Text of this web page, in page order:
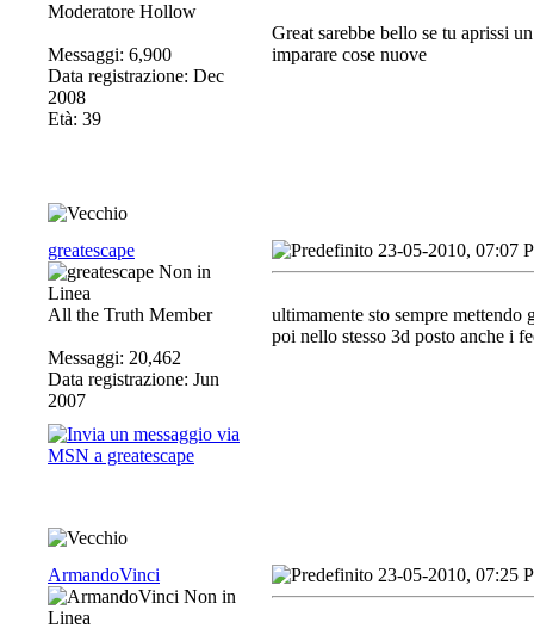
Moderatore Hollow
Messaggi: 6,900
Data registrazione: Dec
2008
Età: 39
Great sarebbe bello se tu aprissi
imparare cose nuove
greatescape
All the Truth Member
Messaggi: 20,462
Data registrazione: Jun
2007
23-05-2010, 07:07
ultimamente sto sempre
poi nello stesso 3d posto anche i
ArmandoVinci 23-05-2010, 07:25